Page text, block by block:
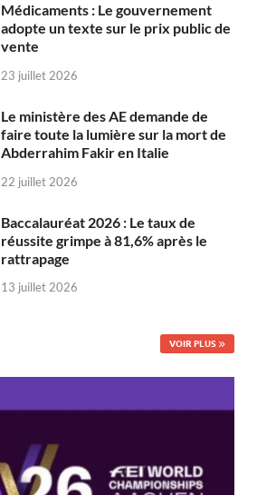
Médicaments : Le gouvernement
adopte un texte sur le prix public de
vente
23 juillet 2026
Le ministère des AE demande de
faire toute la lumière sur la mort de
Abderrahim Fakir en Italie
22 juillet 2026
Baccalauréat 2026 : Le taux de
réussite grimpe à 81,6% après le
rattrapage
13 juillet 2026
VOIR PLUS